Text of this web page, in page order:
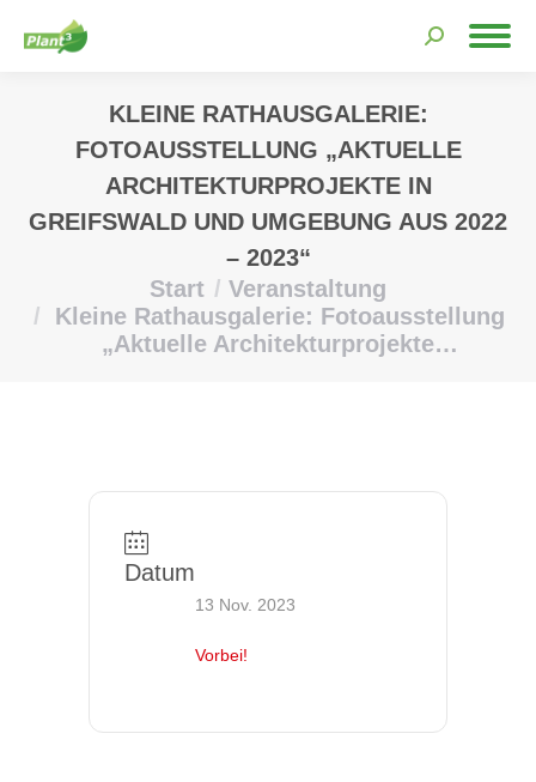
Search:
KLEINE RATHAUSGALERIE:
FOTOAUSSTELLUNG „AKTUELLE
ARCHITEKTURPROJEKTE IN
GREIFSWALD UND UMGEBUNG AUS 2022
– 2023“
Sie befinden sich hier:
Start
Veranstaltung
Kleine Rathausgalerie: Fotoausstellung
„Aktuelle Architekturprojekte…
Datum
13 Nov. 2023
Vorbei!